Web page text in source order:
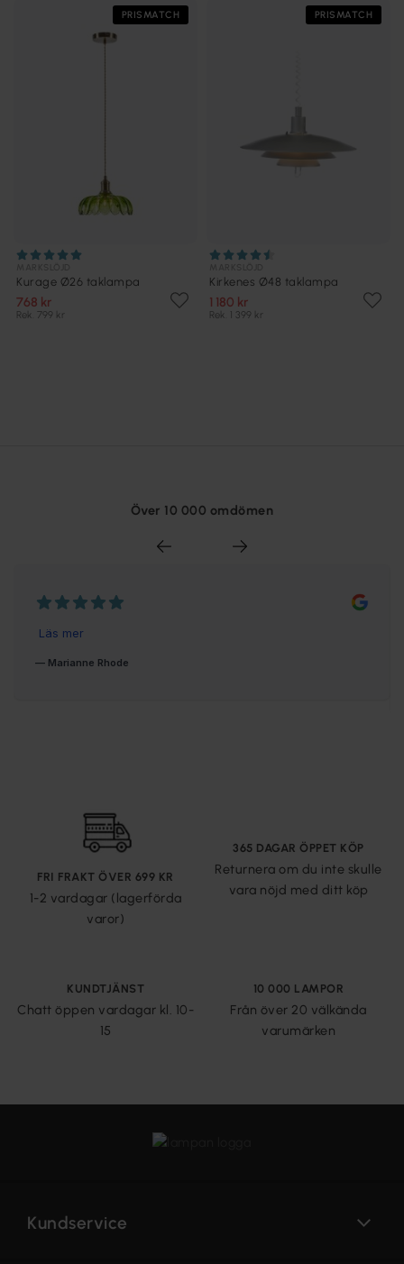
PRISMATCH
Kurage Ø26 taklampa
768 kr
Rek. 799 kr
PRISMATCH
Kirkenes Ø48 taklampa
1 180 kr
Rek. 1 399 kr
Över 10 000 omdömen
FRI FRAKT ÖVER 699 KR
1-2 vardagar (lagerförda
varor)
365 DAGAR ÖPPET KÖP
Returnera om du inte skulle
vara nöjd med ditt köp
KUNDTJÄNST
Chatt öppen vardagar kl. 10-
15
10 000 LAMPOR
Från över 20 välkända
varumärken
Kundservice